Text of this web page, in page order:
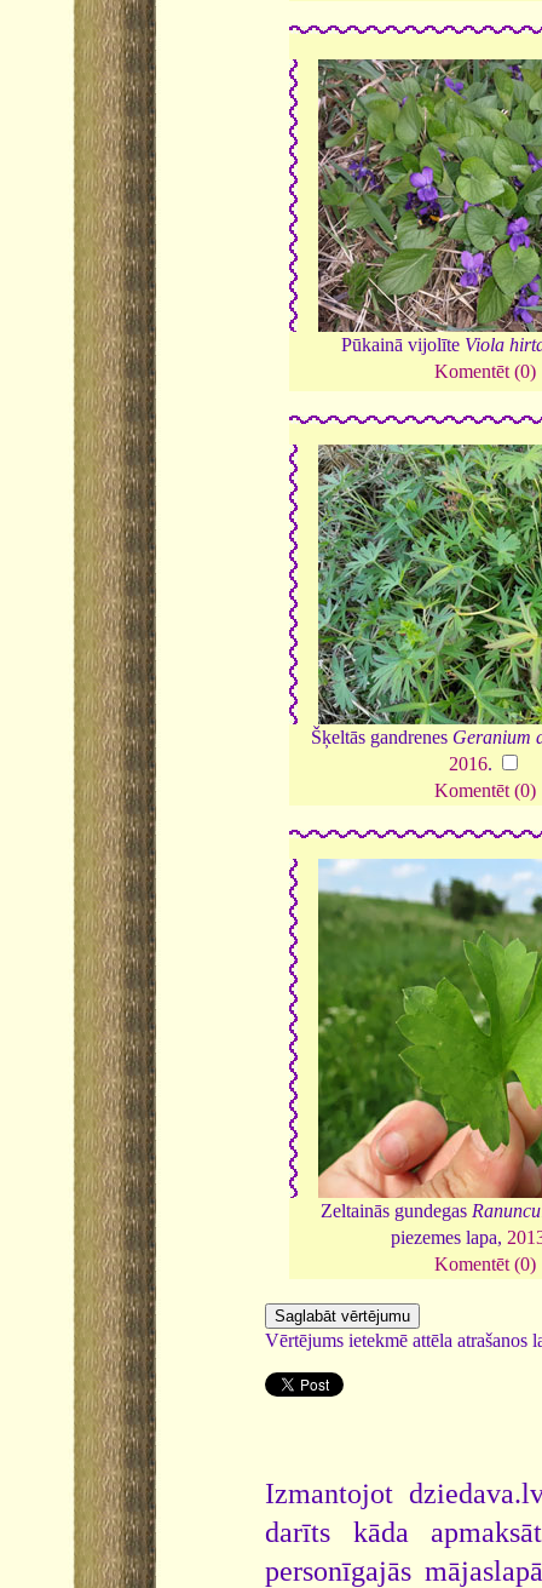
Pūkainā vijolīte Viola
Komentēt (0)
Šķeltās gandrenes Geranium
2016.
Komentēt (0)
Zeltainās gundegas
piezemes lapa,
Komentēt (0)
Vērtējums ietekmē attēla atrašanos
Izmantojot
darīts kāda
personīgajās